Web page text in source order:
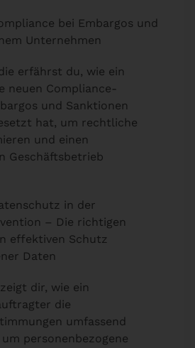
bei Embargos und
Unternehmen
erfährst du, wie ein
neuen Compliance-
und Sanktionen
hat, um rechtliche
und einen
Geschäftsbetrieb
in der
– Die richtigen
effektiven Schutz
Daten
dir, wie ein
die
umfassend
personenbezogene